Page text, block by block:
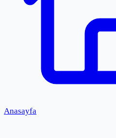
Anasayfa